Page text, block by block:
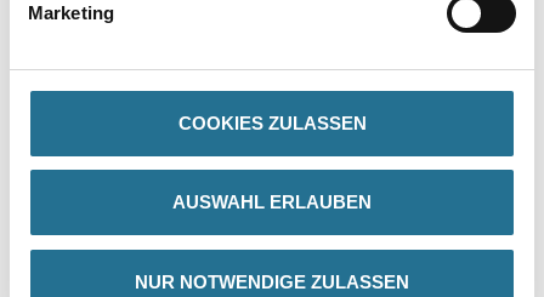
Marketing
COOKIES ZULASSEN
AUSWAHL ERLAUBEN
NUR NOTWENDIGE ZULASSEN
- Schnürung
- Nageldurchtrittschutz aus Spezialtextil
Komfortschaum